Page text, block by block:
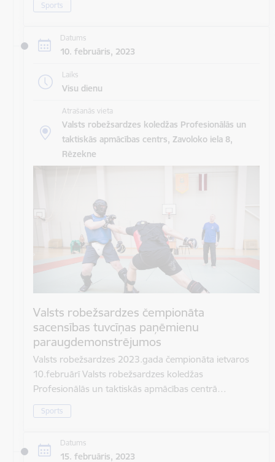
Sports
Datums
10. februāris, 2023
Laiks
Visu dienu
Atrašanās vieta
Valsts robežsardzes koledžas Profesionālās un
taktiskās apmācības centrs, Zavoloko iela 8,
Rēzekne
Valsts robežsardzes čempionāta
sacensības tuvcīņas paņēmienu
paraugdemonstrējumos
Valsts robežsardzes 2023.gada čempionāta ietvaros
10.februārī Valsts robežsardzes koledžas
Profesionālās un taktiskās apmācības centrā…
Sports
Datums
15. februāris, 2023